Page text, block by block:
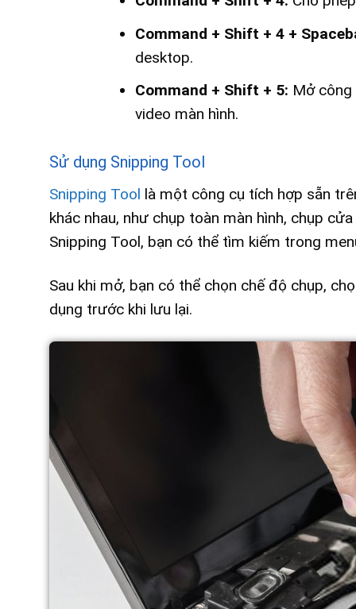
Command + Shift + 4 +
desktop.
Command + Shift + 5: Mở công
video màn hình.
Sử dụng Snipping Tool
Snipping Tool là một công cụ tích hợp sẵn
khác nhau, như chụp toàn màn hình, chụp
Snipping Tool, bạn có thể tìm kiếm trong
Sau khi mở, bạn có thể chọn chế độ chụp,
dụng trước khi lưu lại.